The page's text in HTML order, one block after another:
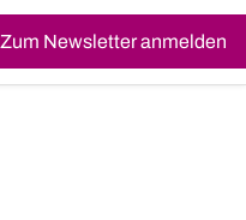
Zum Newsletter anmelden